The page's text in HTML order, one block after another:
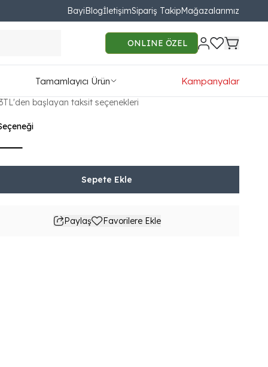
BayiBlogİletişimSipariş TakipMağazalarımız
ONLINE ÖZEL
Tamamlayıcı Ürün Kampanyalar
Berjer ( Döner Mekanizmalı
başlayan taksit seçenekleri
Sepete Ekle
Paylaş Favorilere Ekle